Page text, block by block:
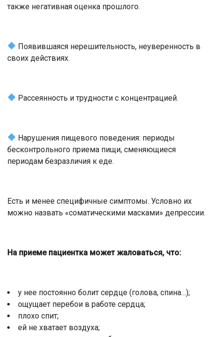
также негативная оценка прошлого.
Появившаяся нерешительность, неуверенность в
своих действиях.
Рассеянность и трудности с концентрацией.
Нарушения пищевого поведения: периоды
бесконтрольного приема пищи, сменяющиеся
периодам безразличия к еде.
Есть и менее специфичные симптомы. Условно их
можно назвать «соматическими масками» депрессии.
На приеме пациентка может жаловаться, что:
у нее постоянно болит сердце (голова, спина…);
ощущает перебои в работе сердца;
плохо спит;
ей не хватает воздуха;